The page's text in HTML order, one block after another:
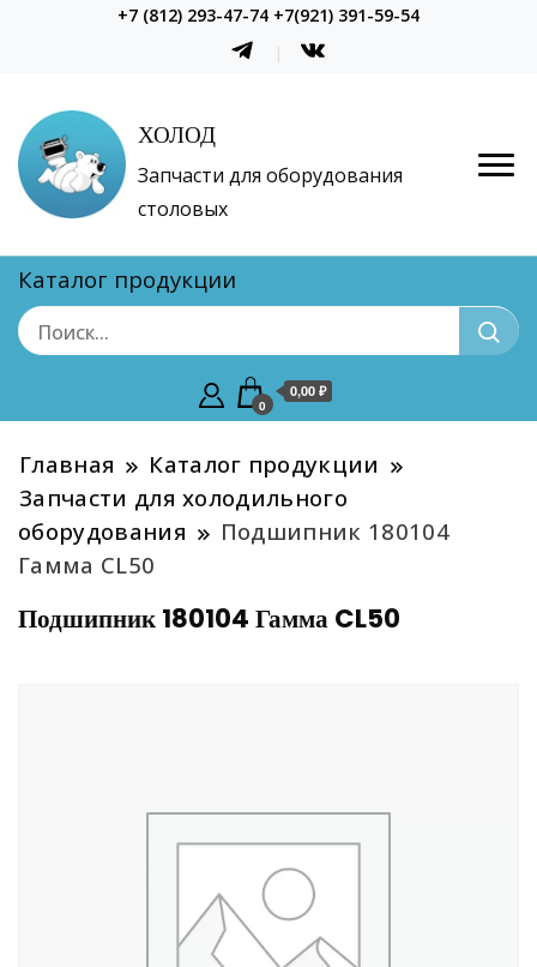
+7 (812) 293-47-74 +7(921) 391-59-54
ХОЛОД
Запчасти для оборудования
столовых
Каталог продукции
0
0,00 ₽
Главная
Каталог продукции
Запчасти для холодильного
оборудования
Подшипник 180104
Гамма CL50
Подшипник 180104 Гамма CL50